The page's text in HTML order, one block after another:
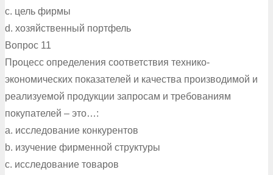
c. цель фирмы
d. хозяйственный портфель
Вопрос 11
Процесс определения соответствия технико-
экономических показателей и качества производимой и
реализуемой продукции запросам и требованиям
покупателей – это…:
a. исследование конкурентов
b. изучение фирменной структуры
c. исследование товаров